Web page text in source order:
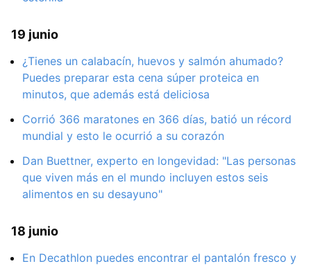
19 junio
¿Tienes un calabacín, huevos y salmón ahumado?
Puedes preparar esta cena súper proteica en
minutos, que además está deliciosa
Corrió 366 maratones en 366 días, batió un récord
mundial y esto le ocurrió a su corazón
Dan Buettner, experto en longevidad: "Las personas
que viven más en el mundo incluyen estos seis
alimentos en su desayuno"
18 junio
En Decathlon puedes encontrar el pantalón fresco y